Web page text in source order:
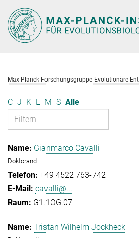
Hauptinhalt
C J K L M S Alle
Gianmarco Cavalli
Doktorand
+49 4522 763-742
cavalli@...
G1.1OG.07
Tristan Wilhelm Jockheck